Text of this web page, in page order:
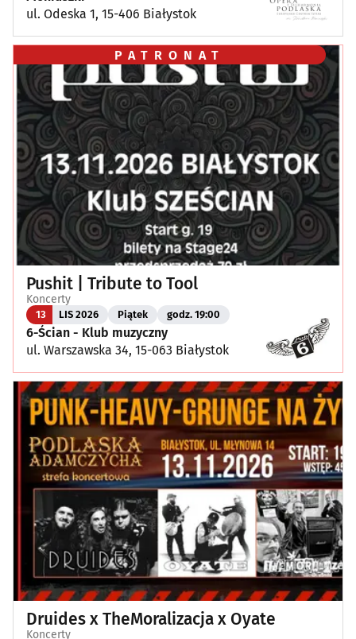
ul. Odeska 1, 15-406 Białystok
PATRONAT
Pushit | Tribute to Tool
Koncerty
13 LIS 2026 Piątek godz. 19:00
6-Ścian - Klub muzyczny
ul. Warszawska 34, 15-063 Białystok
Druides x TheMoralizacja x Oyate
Koncerty